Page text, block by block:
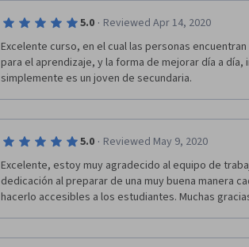
me ayudó a reducir los olvidos y estar en calma en
que pude reducir un 80% los efectos negativos en
investigar si científicamente fue un placebo A Mi Me
5.0 · Reviewed Apr 14, 2020
Excelente curso, en el cual las personas
para el aprendizaje, y la forma de mejorar día a
simplemente es un joven de secundaria.
5.0 · Reviewed May 9, 2020
Excelente, estoy muy agradecido al equipo de
dedicación al preparar de una muy buena manera
hacerlo accesibles a los estudiantes. Muchas